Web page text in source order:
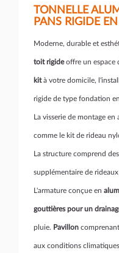
TONNELLE
PANS RIGIDE
Moderne, durable et
toit rigideoffre un espace
kità votre domicile,
rigide de type fondation
La visserie de montage
comme le kit de rideau
La structure comprend
supplémentaire de
L'armature conçue en
gouttières pour un
pluie. Pavillon
aux conditions